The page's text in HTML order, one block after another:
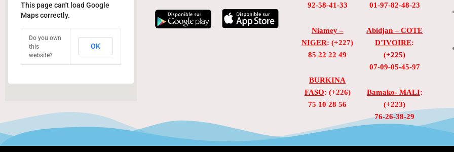
This page can't load Google
Maps correctly.
Do you own
this
website?
OK
92-58-41-33
Niamey –
NIGER: (+227)
85 22 22 49
BURKINA
FASO: (+226)
75 10 28 56
01-97-82-48-23
Abidjan – COTE
D’IVOIRE:
(+225)
07-09-05-45-97
Bamako- MALI:
(+223)
76-26-38-29